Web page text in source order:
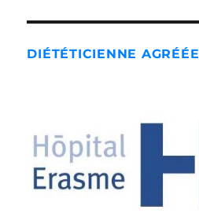
DIÉTÉTICIENNE AGRÉÉE